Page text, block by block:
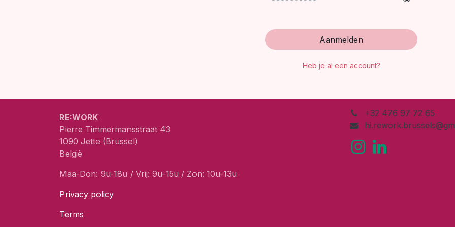
Aanmelden
Heb je al een account?
RE:WORK
Pierre Timmermansstraat 43
1090 Jette (Brussel)
België
Maa-Don: 9u-18u / Vrij: 9u-15u / Zon: 10u-13u
Privacy policy
Terms
+32 476 97 72 65